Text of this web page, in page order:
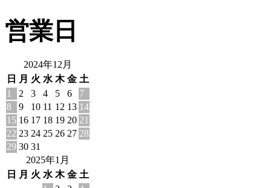
営業日
2024年12月
日
月 火 水 木 金 土
1
2 3 4 5 6
7
8
9 10 11 12 13 14
15 16 17 18 19 20 21
22 23 24 25 26 27 28
29 30 31
2025年1月
日
月 火 水 木 金 土